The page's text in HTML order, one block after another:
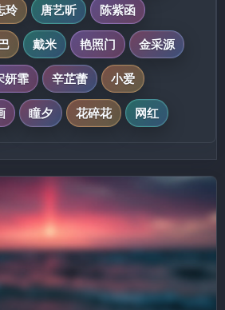
玲 唐艺昕
陈紫函
戴米 艳照门
金采源
妍霏 辛芷蕾
小爱
瞳夕 花碎花 网红